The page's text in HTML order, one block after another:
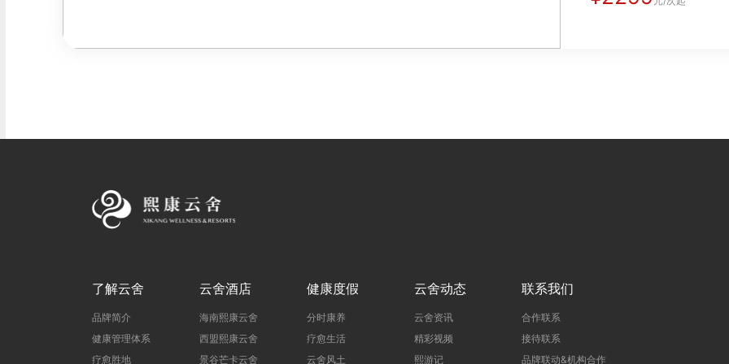
了解云舍
品牌简介
健康管理体系
疗愈胜地
云舍酒店
海南熙康云舍
西盟熙康云舍
景谷芒卡云舍
健康度假
分时康养
疗愈生活
云舍风土
云舍动态
云舍资讯
精彩视频
熙游记
联系我们
合作联系
接待联系
品牌联动&机构合作